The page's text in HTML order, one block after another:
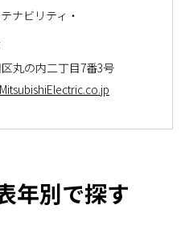
ナビリティ・
丸の内二丁目7番3号
年別で探す